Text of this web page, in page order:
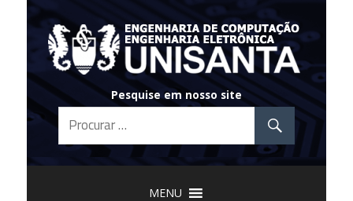
Skip
to
content
Pesquise em nosso site
MENU